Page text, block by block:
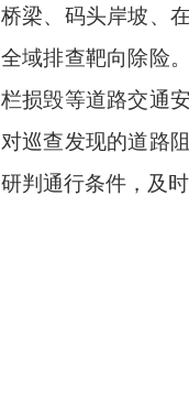
桥梁、码头岸坡、
全域排查靶向除险
栏损毁等道路交通
对巡查发现的道路
研判通行条件，及